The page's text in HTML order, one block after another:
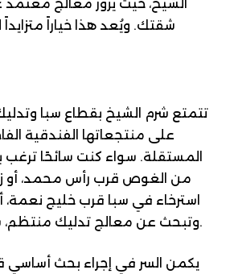
الشيخ، حيث يزور معالج
شقتك. ويُعد هذا خياراً متزايداً
تتمتع شرم الشيخ بقطاع سبا وتدليك
على منتجعاتها الفندقية
المستقلة. سواء كنت سائحًا ترغب
من الغوص قرب رأس محمد، أو
استرخاء في سبا قرب خليج
وتبحث عن معالج تدليك منتظم، ستجد خيارات مناسبة.
يكمن السر في إجراء بحث